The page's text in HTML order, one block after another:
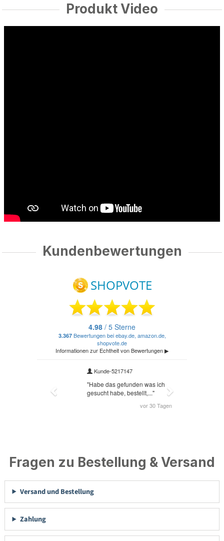
Produkt Video
Kundenbewertungen
Fragen zu Bestellung & Versand
Versand und Bestellung
Zahlung